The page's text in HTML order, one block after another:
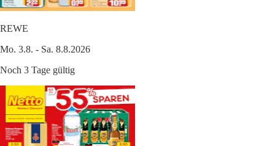
REWE
Mo. 3.8. - Sa. 8.8.2026
Noch 3 Tage gültig